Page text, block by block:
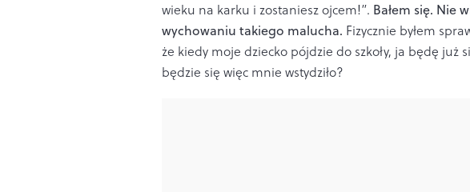
wieku na karku i zostaniesz ojcem!”. Bałem się. Nie
wychowaniu takiego malucha. Fizycznie byłem
że kiedy moje dziecko pójdzie do szkoły, ja będę już
będzie się więc mnie wstydziło?